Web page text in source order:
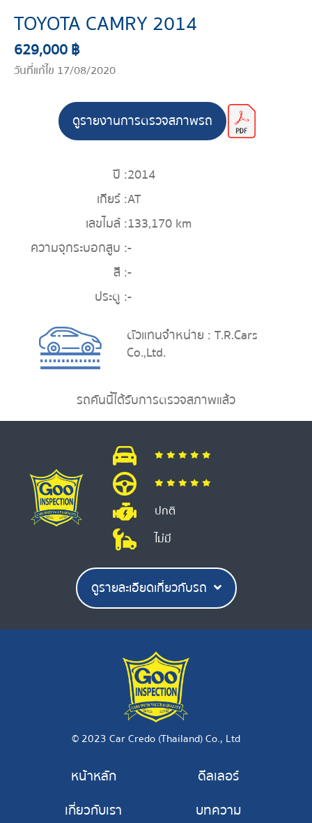
TOYOTA CAMRY 2014
629,000 ฿
วันที่แก้ไข 17/08/2020
ดูรายงานการตรวจสภาพรถ
ปี :2014
เกียร์ :AT
เลขไมล์ :133,170 km
ความจุกระบอกสูบ :-
สี :-
ประตู :-
ตัวแทนจำหน่าย : T.R.Cars
Co.,Ltd.
รถคันนี้ได้รับการตรวจสภาพแล้ว
ปกติ
ไม่มี
ดูรายละเอียดเกี่ยวกับรถ
© 2023 Car Credo (Thailand) Co., Ltd
หน้าหลัก
เกี่ยวกับเรา
ดีลเลอร์
บทความ